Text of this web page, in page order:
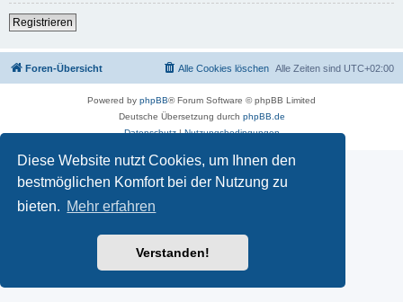
Diese Website nutzt Cookies, um Ihnen den
bestmöglichen Komfort bei der Nutzung zu
bieten. Mehr erfahren
Verstanden!
Registrieren
Foren-Übersicht Alle Zeiten sind UTC+02:00
Alle Cookies löschen
Powered by phpBB® Forum Software © phpBB Limited
Deutsche Übersetzung durch phpBB.de
Datenschutz|Nutzungsbedingungen